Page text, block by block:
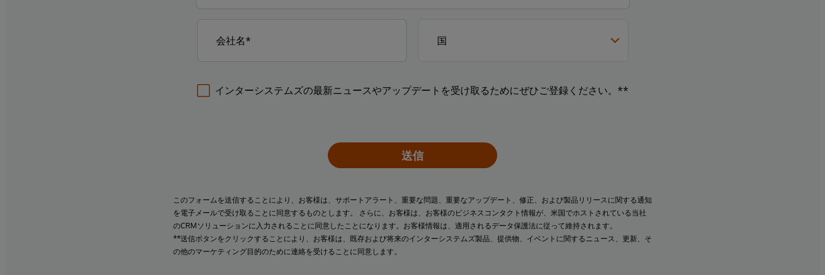
インターシステムズの最新ニュースやアップデートを受け取るためにぜひご登録ください。**
送信
このフォームを送信することにより、お客様は、サポートアラート、重要な問題、重要なアップデート、修正、および製品リリースに関する通知
を電子メールで受け取ることに同意するものとします。 さらに、お客様は、お客様のビジネスコンタクト情報が、米国でホストされている当社
のCRMソリューションに入力されることに同意したことになります。お客様情報は、適用されるデータ保護法に従って維持されます。
**送信ボタンをクリックすることにより、お客様は、既存および将来のインターシステムズ製品、提供物、イベントに関するニュース、更新、そ
の他のマーケティング目的のために連絡を受けることに同意します。